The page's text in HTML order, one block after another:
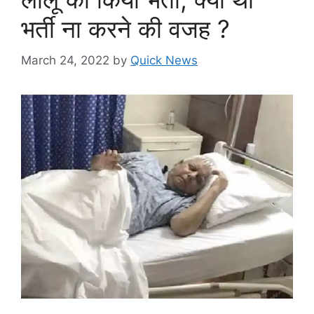
भर्ती ना करने की वजह ?
March 24, 2022 by Quick News